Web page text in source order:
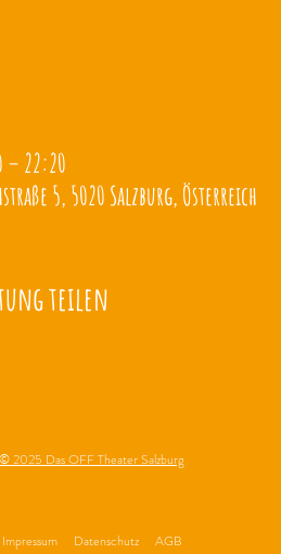
– 22:20
5, 5020 Salzburg, Österreich
teilen
© 2025 Das OFF Theater Salzburg
Impressum Datenschutz AGB